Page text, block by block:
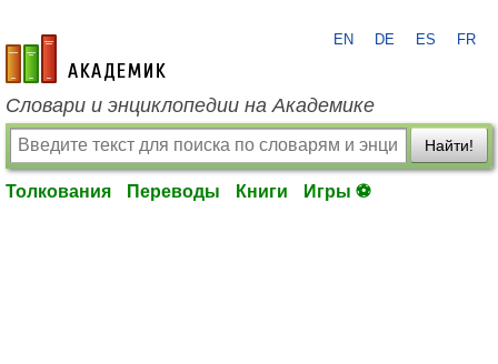
academic.ru
EN DE ES FR
Словари и энциклопедии на Академике
Найти!
Толкования Переводы Книги Игры ⚽